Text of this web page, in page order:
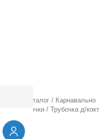
Оптовый каталог / Карнавально
Трубочки / Трубочка д/кокт